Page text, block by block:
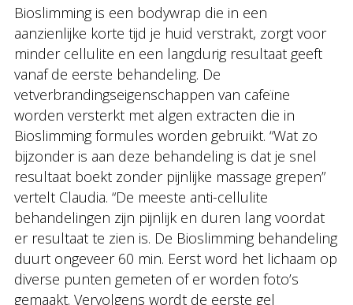
Bioslimming is een bodywrap die in een
aanzienlijke korte tijd je huid verstrakt, zorgt voor
minder cellulite en een langdurig resultaat geeft
vanaf de eerste behandeling. De
vetverbrandingseigenschappen van cafeïne
worden versterkt met algen extracten die in
Bioslimming formules worden gebruikt. “Wat zo
bijzonder is aan deze behandeling is dat je snel
resultaat boekt zonder pijnlijke massage grepen”
vertelt Claudia. “De meeste anti-cellulite
behandelingen zijn pijnlijk en duren lang voordat
er resultaat te zien is. De Bioslimming behandeling
duurt ongeveer 60 min. Eerst word het lichaam op
diverse punten gemeten of er worden foto’s
gemaakt. Vervolgens wordt de eerste gel